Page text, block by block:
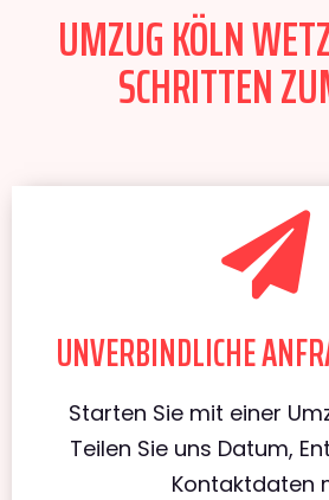
UMZUG KÖLN
SCHRITTEN
UNVERBINDLICHE
Starten Sie mit einer
Teilen Sie uns Datum,
Kontaktdaten